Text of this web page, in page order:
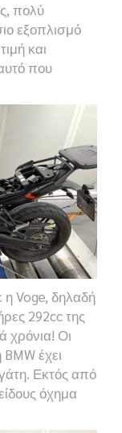
πολύ
εξοπλισμό
και
που
ηVoge,δηλαδή
292cc της
χρόνια! Οι
BMWέχει
Εκτός από
όχημα